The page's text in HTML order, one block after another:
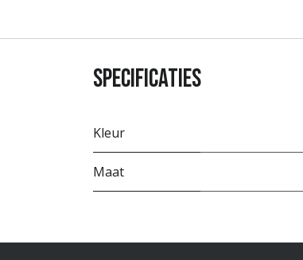
Specificaties
Kleur
Maat